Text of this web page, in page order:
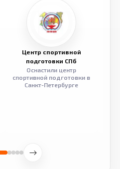
Центр спортивной
подготовки СПб
Оснастили центр
спортивной подготовки в
Санкт-Петербурге